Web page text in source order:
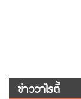
ข่าววาไรตี้